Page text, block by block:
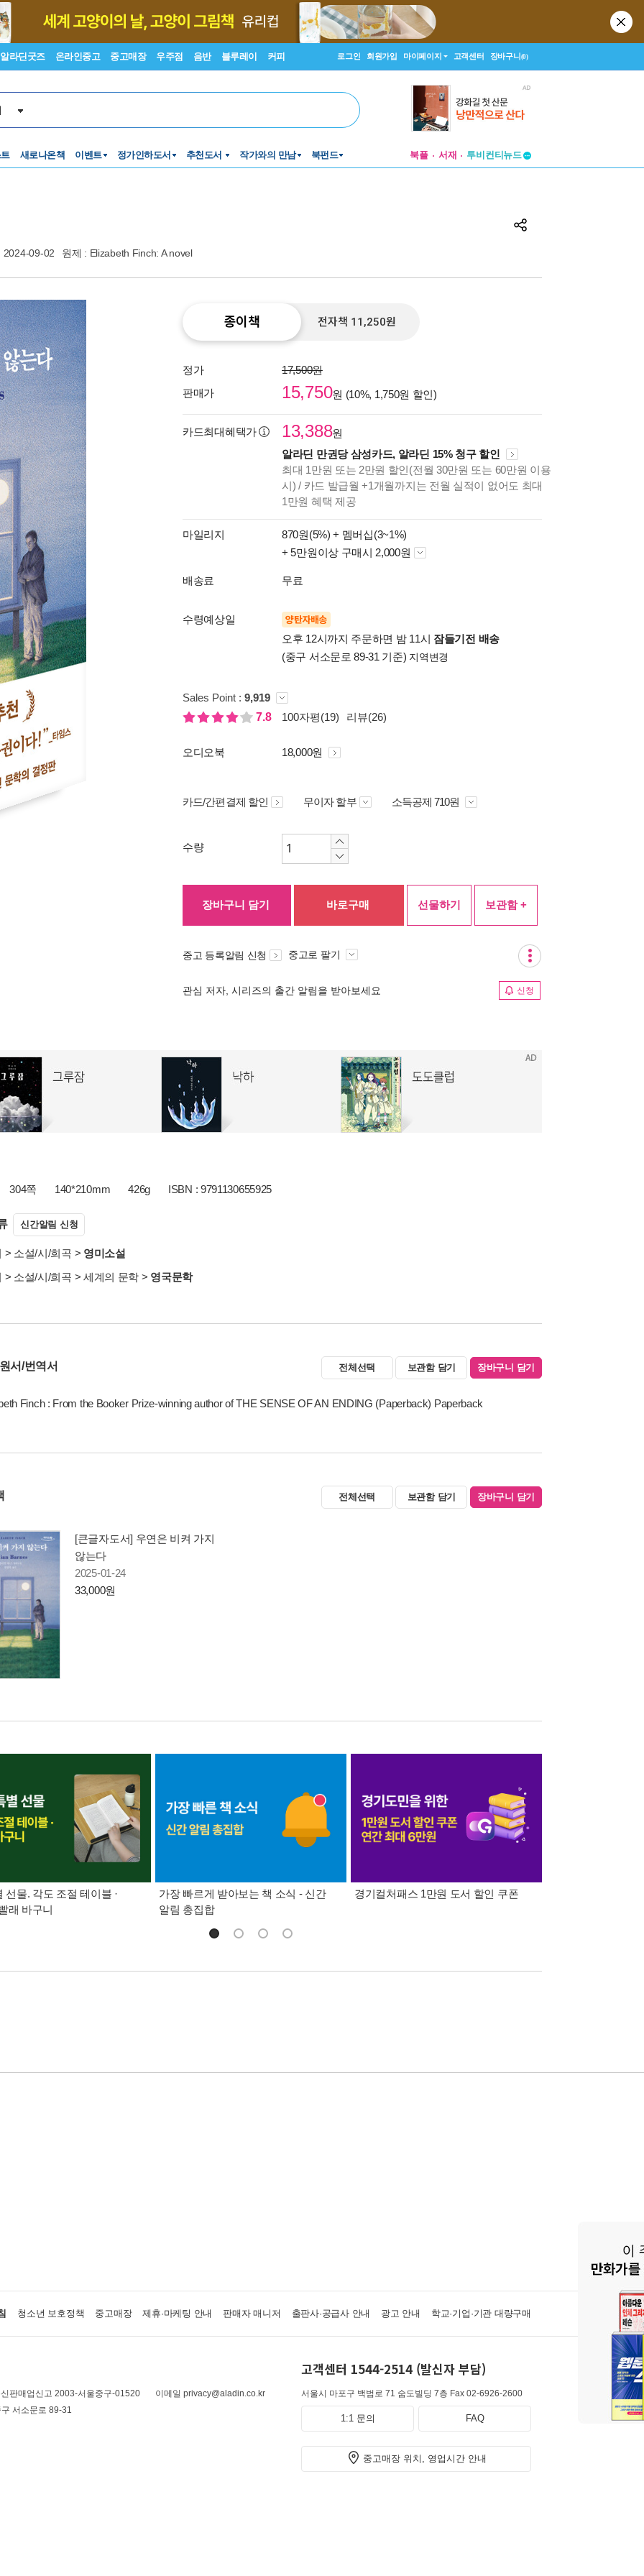
알라딘굿즈 온라인중고 중고매장 우주점 음반 블루레이 커피 로그인 회원가입 마이페이지 고객센터 장바구니(0)
새로나온책 이벤트 정가인하도서 추천도서 작가와의 만남 북펀드 북플 서재
투비컨티뉴드
2024-09-02 원제 : Elizabeth Finch: A novel
종이책 전자책 11,250원
정가
17,500원
판매가
15,750원 (10%, 1,750원 할인)
카드최대혜택가 13,388원
알라딘 만권당 삼성카드, 알라딘 15% 청구 할인
최대 1만원 또는 2만원 할인(전월 30만원 또는 60만원 이용
시) / 카드 발급월 +1개월까지는 전월 실적이 없어도 최대
1만원 혜택 제공
마일리지 870원(5%) + 멤버십(3~1%)
+ 5만원이상 구매시 2,000원
배송료 무료
수령예상일 양탄자배송
오후 12시까지 주문하면 밤 11시 잠들기전 배송
(중구 서소문로 89-31 기준) 지역변경
Sales Point : 9,919
7.8
100자평(19) 리뷰(26)
오디오북 18,000원
카드/간편결제 할인 무이자 할부 소득공제 710원
수량
장바구니 담기 바로구매 선물하기 보관함 +
중고 등록알림 신청 중고로 팔기
관심 저자, 시리즈의 출간 알림을 받아보세요 신청
304쪽 140*210mm 426g ISBN : 9791130655925
신간알림 신청
> 소설/시/희곡 > 영미소설
> 소설/시/희곡 > 세계의 문학 > 영국문학
서/번역서 전체선택 보관함 담기 장바구니 담기
Finch : From the Booker Prize-winning author of THE SENSE OF AN ENDING (Paperback) Paperback
전체선택 보관함 담기 장바구니 담기
[큰글자도서] 우연은 비켜 가지
않는다
2025-01-24
33,000원
선물. 각도 조절 테이블 ·
래 바구니
가장 빠르게 받아보는 책 소식 - 신간
알림 총집합
경기컬처패스 1만원 도서 할인 쿠폰
청소년 보호정책 중고매장 제휴·마케팅 안내 판매자 매니저 출판사·공급사 안내 광고 안내 학교·기업·기관 대량구매
판매업신고 2003-서울중구-01520
이메일 privacy@aladin.co.kr
서소문로 89-31
고객센터 1544-2514 (발신자 부담)
서울시 마포구 백범로 71 숨도빌딩 7층 Fax 02-6926-2600
1:1 문의 FAQ
중고매장 위치, 영업시간 안내